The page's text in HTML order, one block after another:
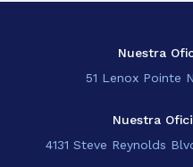
Nuestra
51 Lenox Pointe
Nuestra
4131 Steve Reynolds